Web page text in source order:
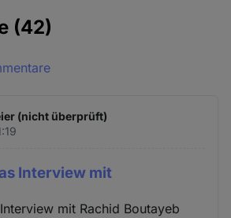
(42)
(nicht überprüft)
Interview mit
mit Rachid Boutayeb